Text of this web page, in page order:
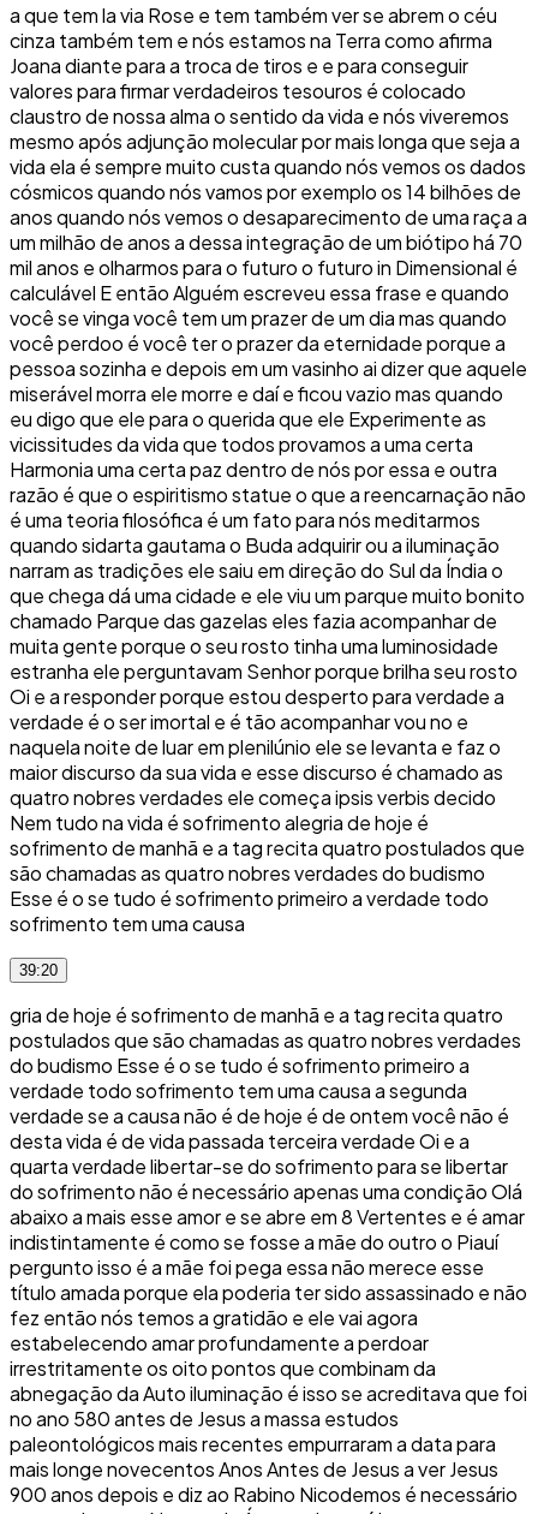
a que tem la via Rose e tem também ver se abrem o céu
cinza também tem e nós estamos na Terra como afirma
Joana diante para a troca de tiros e e para conseguir
valores para firmar verdadeiros tesouros é colocado
claustro de nossa alma o sentido da vida e nós viveremos
mesmo após adjunção molecular por mais longa que seja a
vida ela é sempre muito custa quando nós vemos os dados
cósmicos quando nós vamos por exemplo os 14 bilhões de
anos quando nós vemos o desaparecimento de uma raça a
um milhão de anos a dessa integração de um biótipo há 70
mil anos e olharmos para o futuro o futuro in Dimensional é
calculável E então Alguém escreveu essa frase e quando
você se vinga você tem um prazer de um dia mas quando
você perdoo é você ter o prazer da eternidade porque a
pessoa sozinha e depois em um vasinho ai dizer que aquele
miserável morra ele morre e daí e ficou vazio mas quando
eu digo que ele para o querida que ele Experimente as
vicissitudes da vida que todos provamos a uma certa
Harmonia uma certa paz dentro de nós por essa e outra
razão é que o espiritismo statue o que a reencarnação não
é uma teoria filosófica é um fato para nós meditarmos
quando sidarta gautama o Buda adquirir ou a iluminação
narram as tradições ele saiu em direção do Sul da Índia o
que chega dá uma cidade e ele viu um parque muito bonito
chamado Parque das gazelas eles fazia acompanhar de
muita gente porque o seu rosto tinha uma luminosidade
estranha ele perguntavam Senhor porque brilha seu rosto
Oi e a responder porque estou desperto para verdade a
verdade é o ser imortal e é tão acompanhar vou no e
naquela noite de luar em plenilúnio ele se levanta e faz o
maior discurso da sua vida e esse discurso é chamado as
quatro nobres verdades ele começa ipsis verbis decido
Nem tudo na vida é sofrimento alegria de hoje é
sofrimento de manhã e a tag recita quatro postulados que
são chamadas as quatro nobres verdades do budismo
Esse é o se tudo é sofrimento primeiro a verdade todo
sofrimento tem uma causa
39:20
gria de hoje é sofrimento de manhã e a tag recita quatro
postulados que são chamadas as quatro nobres verdades
do budismo Esse é o se tudo é sofrimento primeiro a
verdade todo sofrimento tem uma causa a segunda
verdade se a causa não é de hoje é de ontem você não é
desta vida é de vida passada terceira verdade Oi e a
quarta verdade libertar-se do sofrimento para se libertar
do sofrimento não é necessário apenas uma condição Olá
abaixo a mais esse amor e se abre em 8 Vertentes e é amar
indistintamente é como se fosse a mãe do outro o Piauí
pergunto isso é a mãe foi pega essa não merece esse
título amada porque ela poderia ter sido assassinado e não
fez então nós temos a gratidão e ele vai agora
estabelecendo amar profundamente a perdoar
irrestritamente os oito pontos que combinam da
abnegação da Auto iluminação é isso se acreditava que foi
no ano 580 antes de Jesus a massa estudos
paleontológicos mais recentes empurraram a data para
mais longe novecentos Anos Antes de Jesus a ver Jesus
900 anos depois e diz ao Rabino Nicodemos é necessário